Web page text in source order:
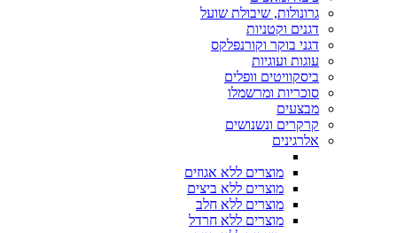
גרונולות, שיבולת שועל
דגנים וקטניות
דגני בוקר וקורנפלקס
עוגות ועוגיות
ביסקוויטים וופלים
סוכריות ומרשמלו
מבצעים
קרקרים ונשנושים
אלרגינים
מוצרים ללא אגוזים
מוצרים ללא ביצים
מוצרים ללא חלב
מוצרים ללא חרדל